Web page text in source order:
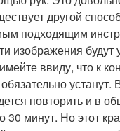
другой
подходящим
изображения будут
ввиду, что к
устанут.
повторить и в
30 минут. Но этот